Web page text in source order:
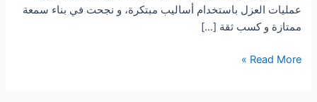
عمليات العزل باستخدام أساليب مبتكرة، و نجحت في بناء سمعة
ممتازة و كسب ثقة […]
شركة
Read More »